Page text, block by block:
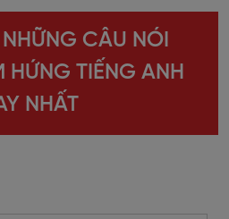
CÂU NÓI
HỨNG TIẾNG ANH
NHẤT